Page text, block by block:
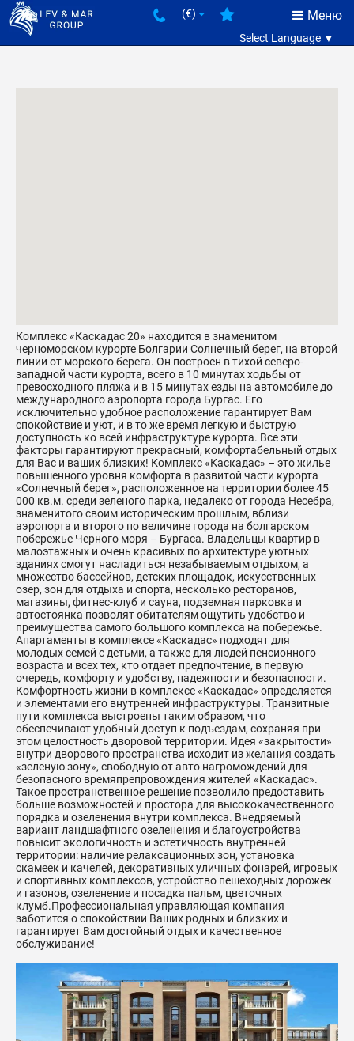
Меню
(€)
Select Language ▼
Комплекс «Каскадас 20» находится в знаменитом
черноморском курорте Болгарии Солнечный берег, на второй
линии от морского берега. Он построен в тихой северо-
западной части курорта, всего в 10 минутах ходьбы от
превосходного пляжа и в 15 минутах езды на автомобиле до
международного аэропорта города Бургас. Его
исключительно удобное расположение гарантирует Вам
спокойствие и уют, и в то же время легкую и быструю
доступность ко всей инфраструктуре курорта. Все эти
факторы гарантируют прекрасный, комфортабельный отдых
для Вас и ваших близких! Комплекс «Каскадас» – это жилье
повышенного уровня комфорта в развитой части курорта
«Солнечный берег», расположенное на территории более 45
000 кв.м. среди зеленого парка, недалеко от города Несебра,
знаменитого своим историческим прошлым, вблизи
аэропорта и второго по величине города на болгарском
побережье Черного моря – Бургаса. Владельцы квартир в
малоэтажных и очень красивых по архитектуре уютных
зданиях смогут насладиться незабываемым отдыхом, а
множество бассейнов, детских площадок, искусственных
озер, зон для отдыха и спорта, несколько ресторанов,
магазины, фитнес-клуб и сауна, подземная парковка и
автостоянка позволят обитателям ощутить удобство и
преимущества самого большого комплекса на побережье.
Апартаменты в комплексе «Каскадас» подходят для
молодых семей с детьми, а также для людей пенсионного
возраста и всех тех, кто отдает предпочтение, в первую
очередь, комфорту и удобству, надежности и безопасности.
Комфортность жизни в комплексе «Каскадас» определяется
и элементами его внутренней инфраструктуры. Транзитные
пути комплекса выстроены таким образом, что
обеспечивают удобный доступ к подъездам, сохраняя при
этом целостность дворовой территории. Идея «закрытости»
внутри дворового пространства исходит из желания создать
«зеленую зону», свободную от авто нагромождений для
безопасного времяпрепровождения жителей «Каскадас».
Такое пространственное решение позволило предоставить
больше возможностей и простора для высококачественного
порядка и озеленения внутри комплекса. Внедряемый
вариант ландшафтного озеленения и благоустройства
повысит экологичность и эстетичность внутренней
территории: наличие релаксационных зон, установка
скамеек и качелей, декоративных уличных фонарей, игровых
и спортивных комплексов, устройство пешеходных дорожек
и газонов, озеленение и посадка пальм, цветочных
клумб.Профессиональная управляющая компания
заботится о спокойствии Ваших родных и близких и
гарантирует Вам достойный отдых и качественное
обслуживание!